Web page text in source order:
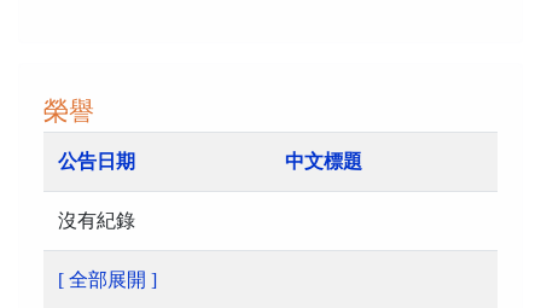
榮譽
公告日期 中文標題
沒有紀錄
[ 全部展開 ]